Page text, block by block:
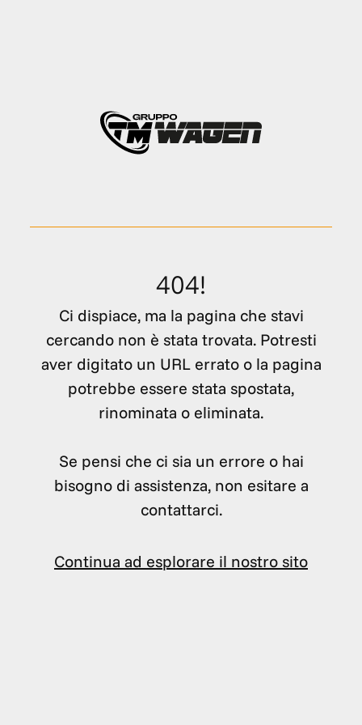
404!
Ci dispiace, ma la pagina che stavi
cercando non è stata trovata. Potresti
aver digitato un URL errato o la pagina
potrebbe essere stata spostata,
rinominata o eliminata.
Se pensi che ci sia un errore o hai
bisogno di assistenza, non esitare a
contattarci.
Continua ad esplorare il nostro sito